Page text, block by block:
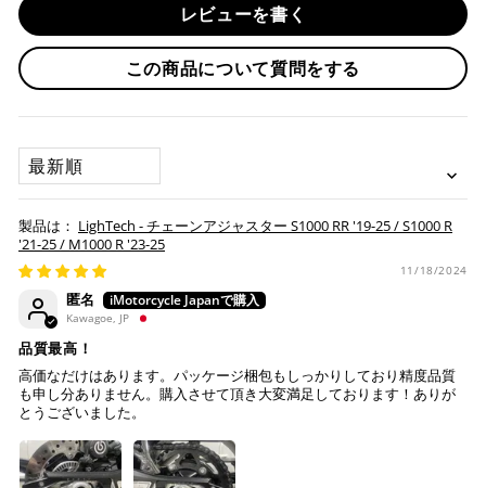
※ 分割払い、リボ払いは決済金額が税込10,000円以上の
場合のみご利用いただけます。
※ American Expressでの分割払いのご利用には、事前
す。
※ Diners Clubは分割払い非対応のため、一括払い・リ
ボ払いのみご利用頂けます。
※ 手数料、利息はご利用のカード会社の定めによります
ので、事前にご確認ください。
楽天ペイ
いが可能です。
楽天ポイントが貯まる・使える！「簡単」「あんしん」
入金確認が完了いたしましたら即日発送いたします。
・お取り寄せ商品等を一緒にご注文の場合は、基本的にはお
取り寄せ商品が揃ってからの発送になります。別で発送をご
お取り寄せの場合
・商品ページの納期はあくまで目安になりますので、納期が
早まる場合もございます。
・運送状況や繁忙期の影響により遅れが生じる場合もござい
ます。
配送送料について
１回のご注文で商品代金合計が¥11,000(税込）以上の場合
は、送料が無料となります。
配送会社について
レビューを書く
この商品について質問をする
SORT BY
LighTech - チェーンアジャスター S1000 RR '19-25 / S1000 R
'21-25 / M1000 R '23-25
11/18/2024
匿名
Kawagoe, JP
品質最高！
高価なだけはあります。パッケージ梱包もしっかりしており精度品質
も申し分ありません。購入させて頂き大変満足しております！ありが
とうございました。